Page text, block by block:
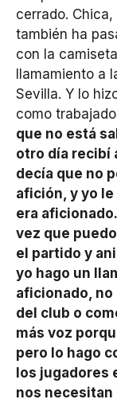
cerrado.
también ha
con la
llamamiento a
Sevilla. Y lo
como
que no está
otro día recibí
decía que no
afición, y yo
era
vez que
el partido y
yo hago un
aficionado,
del club o
más voz
pero lo hago
los jugadores
nos necesitan